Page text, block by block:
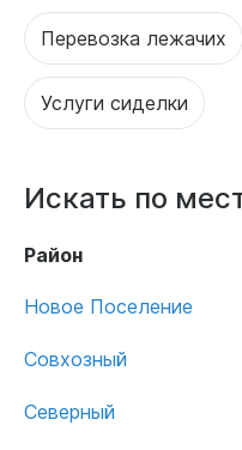
Перевозка лежачих
Услуги сиделки
Искать по
Район
Новое Поселение
Совхозный
Северный